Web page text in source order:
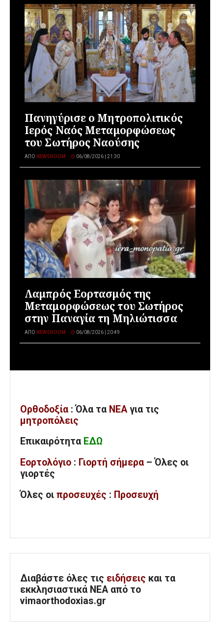
Πανηγύρισε ο Μητροπολιτικός
Ιερός Ναός Μεταμορφώσεως
του Σωτήρος Ναούσης
ΑΠΌ NEWSROOM 06/08/2026 | 21:30
Λαμπρός Εορτασμός της
Μεταμορφώσεως του Σωτήρος
στην Παναγία τη Μηλιώτισσα
ΑΠΌ NEWSROOM 06/08/2026 | 20:49
Ορθοδοξία : Όλα τα ΝΕΑ για τις
μητροπόλεις
Επικαιρότητα ΕΔΩ
Εορτολόγιο : Γιορτή σήμερα – Όλες οι
γιορτές
Όλες οι προσευχές : Προσευχή
Διαβάστε όλες τις ειδήσεις και τα
εκκλησιαστικά ΝΕΑ από το
vimaorthodoxias.gr